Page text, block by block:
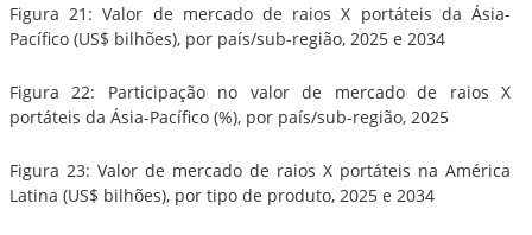
Figura 21: Valor de mercado de raios X portáteis da Ásia-
Pacífico (US$ bilhões), por país/sub-região, 2025 e 2034
Figura 22: Participação no valor de mercado de raios X
portáteis da Ásia-Pacífico (%), por país/sub-região, 2025
Figura 23: Valor de mercado de raios X portáteis na América
Latina (US$ bilhões), por tipo de produto, 2025 e 2034